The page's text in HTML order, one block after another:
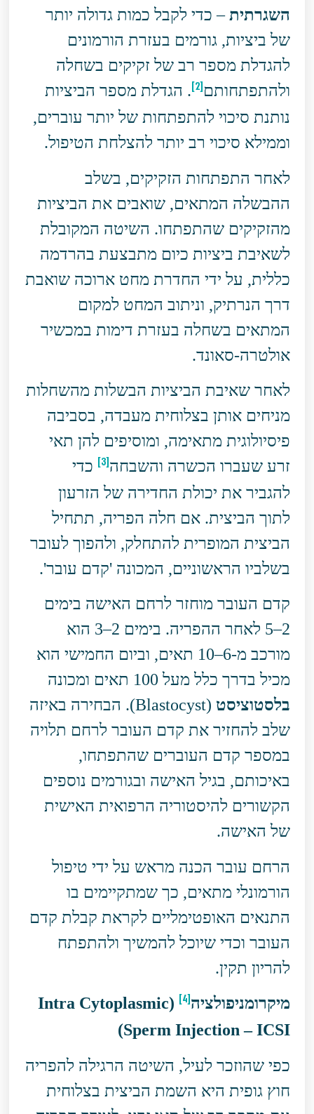
השגרתית– כדי לקבל כמות גדולה יותר
של ביציות, גורמים בעזרת הורמונים
להגדלת מספר רב של זקיקים בשחלה
ולהתפתחותם[2]
. הגדלת מספר הביציות
נותנת סיכוי להתפתחות של יותר עוברים,
וממילא סיכוי רב יותר להצלחת הטיפול.
לאחר התפתחות הזקיקים, בשלב
ההבשלה המתאים, שואבים את הביציות
מהזקיקים שהתפתחו. השיטה המקובלת
לשאיבת ביציות כיום מתבצעת בהרדמה
כללית, על ידי החדרת מחט ארוכה שואבת
דרך הנרתיק, וניתוב המחט למקום
המתאים בשחלה בעזרת דימות במכשיר
אולטרה-סאונד.
לאחר שאיבת הביציות הבשלות מהשחלות
מניחים אותן בצלוחית מעבדה, בסביבה
פיסיולוגית מתאימה, ומוסיפים להן תאי
זרע שעברו הכשרה והשבחה[3]
כדי
להגביר את יכולת החדירה של הזרעון
לתוך הביצית. אם חלה הפריה, תתחיל
הביצית המופרית להתחלק, ולהפוך לעובר
בשלביו הראשוניים, המכונה 'קדם עובר'.
קדם העובר מוחזר לרחם האישה בימים
2–5 לאחר ההפריה. בימים 2–3 הוא
מורכב מ-6–10 תאים, וביום החמישי הוא
מכיל בדרך כלל מעל 100 תאים ומכונה
בלסטוציסט
(Blastocyst). הבחירה באיזה
שלב להחזיר את קדם העובר לרחם תלויה
במספר קדם העוברים שהתפתחו,
באיכותם, בגיל האישה ובגורמים נוספים
הקשורים להיסטוריה הרפואית האישית
של האישה.
הרחם עובר הכנה מראש על ידי טיפול
הורמונלי מתאים, כך שמתקיימים בו
התנאים האופטימליים לקראת קבלת קדם
העובר וכדי שיוכל להמשיך ולהתפתח
להריון תקין.
מיקרומניפולציה[4]
(
Intra Cytoplasmic
Sperm Injection –ICSI
)
כפי שהוזכר לעיל, השיטה הרגילה להפריה
חוץ גופית היא השמת הביצית בצלוחית